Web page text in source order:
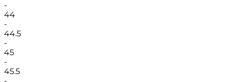
-
44
-
44.5
-
45
-
45.5